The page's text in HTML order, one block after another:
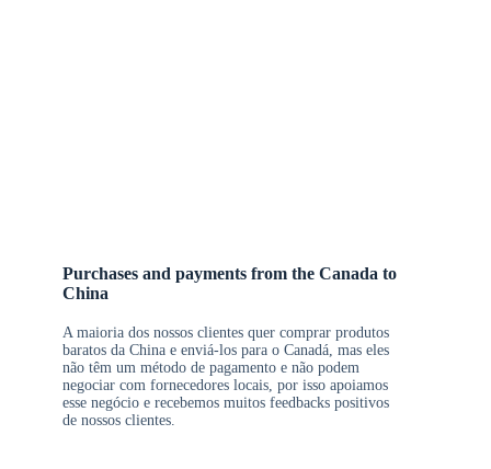
Purchases and payments from the Canada to
China
A maioria dos nossos clientes quer comprar produtos
baratos da China e enviá-los para o Canadá, mas eles
não têm um método de pagamento e não podem
negociar com fornecedores locais, por isso apoiamos
esse negócio e recebemos muitos feedbacks positivos
de nossos clientes.